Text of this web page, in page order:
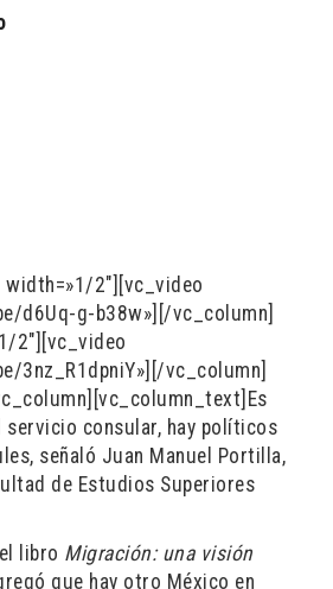
2″][vc_video
d6Uq-g-b38w»][/vc_column]
2″][vc_video
3nz_R1dpniY»][/vc_column]
servicio consular, hay políticos
señaló Juan Manuel Portilla,
de Estudios Superiores
libro Migración: una visión
que hay otro México en